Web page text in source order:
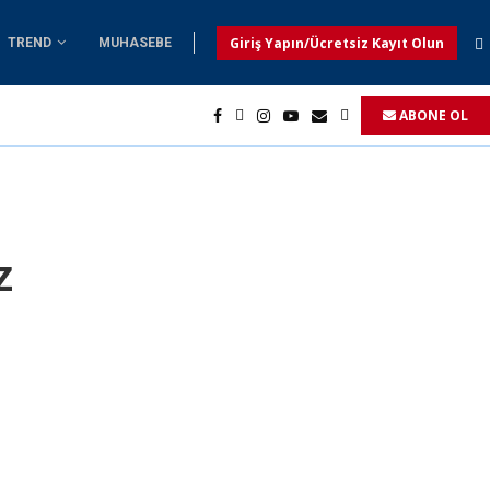
TREND MUHASEBE Giriş Yapın/Ücretsiz Kayıt Olun
ABONE OL